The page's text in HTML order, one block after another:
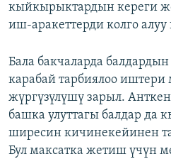
кыйкырыктардын кереги
иш-аракеттерди колго
Бала бакчаларда балдардын
карабай тарбиялоо иштери
жүргүзүлүшү зарыл.
башка улуттагы балдар да
ширесин кичинекейинен
Бул максатка жетиш үчүн